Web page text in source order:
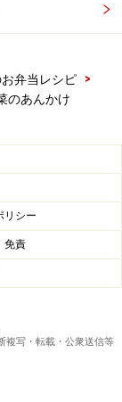
弁当レシピ
>
のあんかけ
リシー
免責
複写・転載・公衆送信等